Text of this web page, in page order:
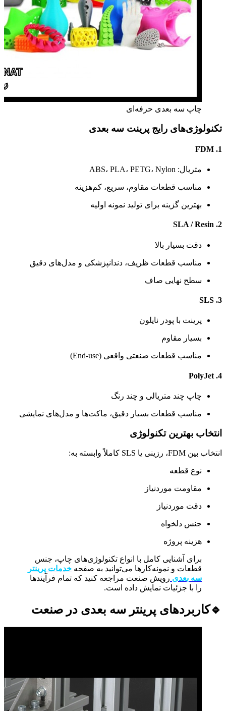
چاپ سه بعدی حرفه‌ای
تکنولوژی‌های رایج پرینت سه‌ بعدی
1. FDM
متریال: ABS، PLA، PETG، Nylon
مناسب قطعات مقاوم، سریع، کم‌هزینه
بهترین گزینه برای تولید نمونه اولیه
2. SLA / Resin
دقت بسیار بالا
مناسب قطعات ظریف، دندانپزشکی و مدل‌های دقیق
سطح نهایی صاف
3. SLS
پرینت با پودر نایلون
بسیار مقاوم
مناسب قطعات صنعتی واقعی (End-use)
4. PolyJet
چاپ چند متریالی و چند رنگ
مناسب قطعات بسیار دقیق، ماکت‌ها و مدل‌های نمایشی
انتخاب بهترین تکنولوژی
انتخاب بین FDM، رزینی یا SLS کاملاً وابسته به:
نوع قطعه
مقاومت موردنیاز
دقت موردنیاز
جنس دلخواه
هزینه پروژه
برای آشنایی کامل با انواع تکنولوژی‌های چاپ، جنس
قطعات و نمونه‌کارها می‌توانید به صفحه خدمات پرینتر
سه‌ بعدی رویش صنعت مراجعه کنید که تمام فرآیندها
را با جزئیات نمایش داده است.
🔹کاربردهای پرینتر سه‌ بعدی در صنعت